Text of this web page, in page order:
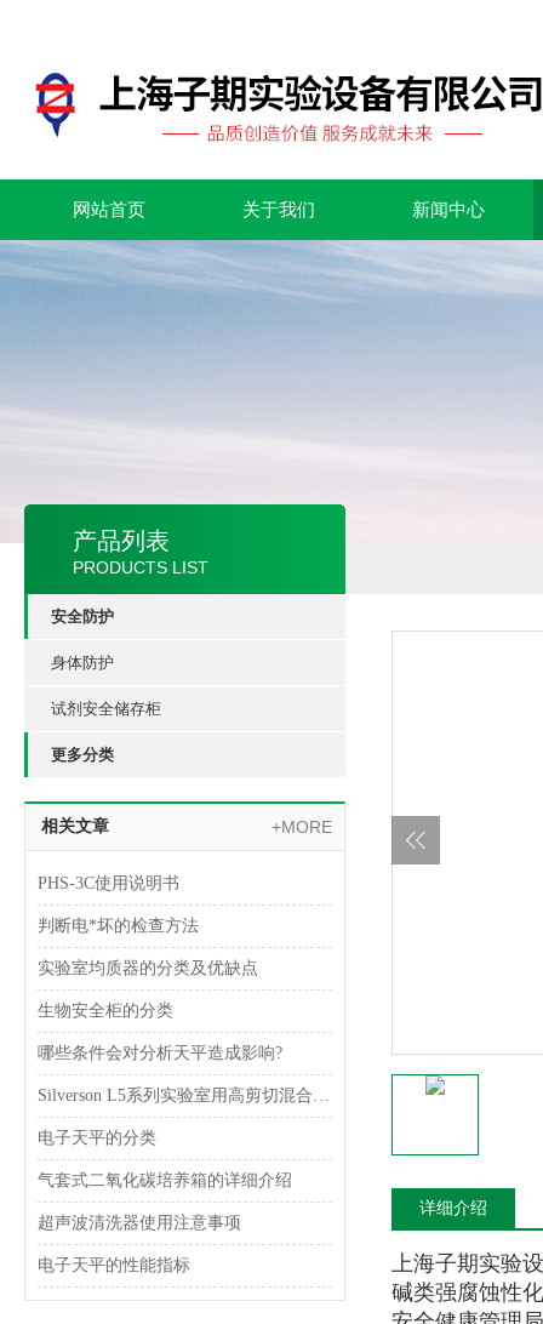
网站首页 关于我们 新闻中心
产品列表
PRODUCTS LIST
安全防护
身体防护
试剂安全储存柜
更多分类
相关文章 +MORE
PHS-3C使用说明书
判断电*坏的检查方法
实验室均质器的分类及优缺点
生物安全柜的分类
哪些条件会对分析天平造成影响?
Silverson L5系列实验室用高剪切混合乳化器
电子天平的分类
气套式二氧化碳培养箱的详细介绍
超声波清洗器使用注意事项
电子天平的性能指标
详细介绍
上海子期实验
碱类强腐蚀性